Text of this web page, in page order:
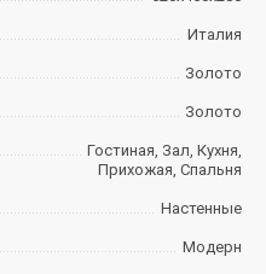
Италия
Золото
Золото
Гостиная, Зал, Кухня,
Прихожая, Спальня
Настенные
Модерн